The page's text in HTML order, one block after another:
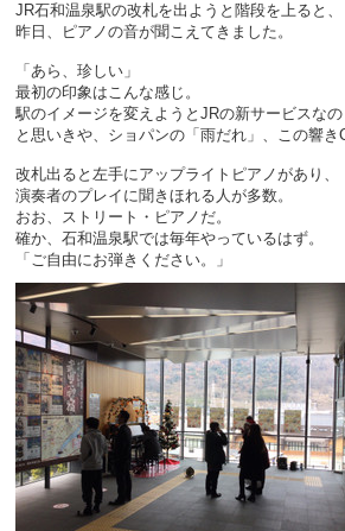
JR石和温泉駅の改札を出ようと階段を上ると、
昨日、ピアノの音が聞こえてきました。
「あら、珍しい」
最初の印象はこんな感じ。
駅のイメージを変えようとJRの新サービスなの
と思いきや、ショパンの「雨だれ」、この響き
改札出ると左手にアップライトピアノがあり、
演奏者のプレイに聞きほれる人が多数。
おお、ストリート・ピアノだ。
確か、石和温泉駅では毎年やっているはず。
「ご自由にお弾きください。」